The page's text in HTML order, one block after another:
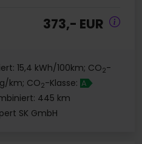
373,- EUR
15,4 kWh/100km; CO2-
km; CO2-Klasse: A
445 km
SK GmbH